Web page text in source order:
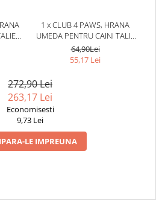
1 x CLUB 4 PAWS, HRANA
UMEDA PENTRU CAINI TALIE
MICA - RATA IN JELEU, SET
24X100G
64,90Lei
55,17 Lei
272,90 Lei
263,17 Lei
Economisesti
9,73 Lei
LE IMPREUNA